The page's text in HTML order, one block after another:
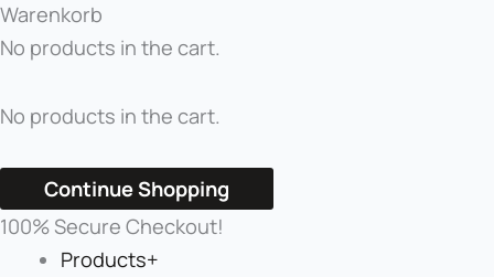
Warenkorb
No products in the cart.
No products in the cart.
Continue Shopping
100% Secure Checkout!
Products+